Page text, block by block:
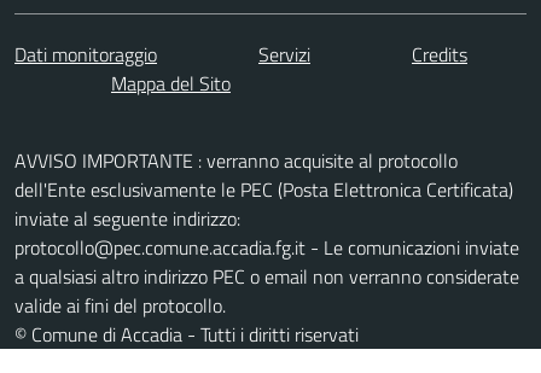
Dati monitoraggio Servizi
Credits
Mappa del Sito
AVVISO IMPORTANTE : verranno acquisite al protocollo
dell'Ente esclusivamente le PEC (Posta Elettronica Certificata)
inviate al seguente indirizzo:
protocollo@pec.comune.accadia.fg.it - Le comunicazioni inviate
a qualsiasi altro indirizzo PEC o email non verranno considerate
valide ai fini del protocollo.
© Comune di Accadia - Tutti i diritti riservati